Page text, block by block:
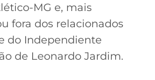
MG e, mais
fora dos relacionados
do Independiente
de Leonardo Jardim.